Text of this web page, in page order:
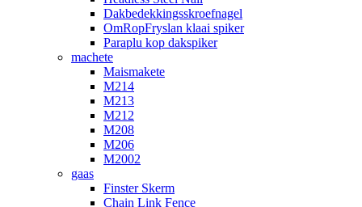
Dakbedekkingsskroefnagel
OmRopFryslan klaai spiker
Paraplu kop dakspiker
machete
Maismakete
M214
M213
M212
M208
M206
M2002
gaas
Finster Skerm
Chain Link Fence